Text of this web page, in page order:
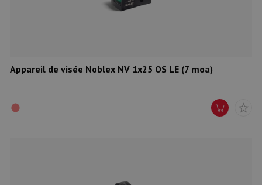
Appareil de visée Noblex NV 1x25 OS LE (7 moa)